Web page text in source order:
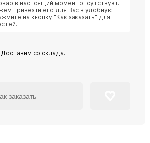
в настоящий момент отсутствует.
привезти его для Вас в удобную
на кнопку "Как заказать" для
Доставим со склада.
заказать